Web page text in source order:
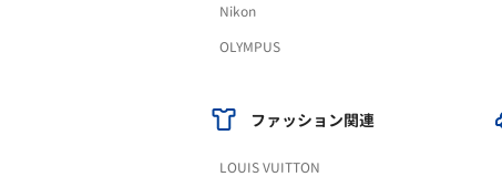
Nikon
OLYMPUS
ファッション関連
LOUIS VUITTON